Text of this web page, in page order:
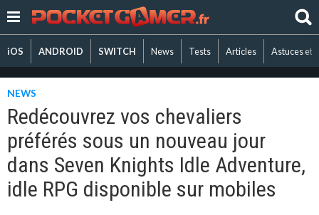
iOS ANDROID SWITCH News Tests Articles Astuces et
NEWS
Redécouvrez vos chevaliers
préférés sous un nouveau jour
dans Seven Knights Idle Adventure,
idle RPG disponible sur mobiles